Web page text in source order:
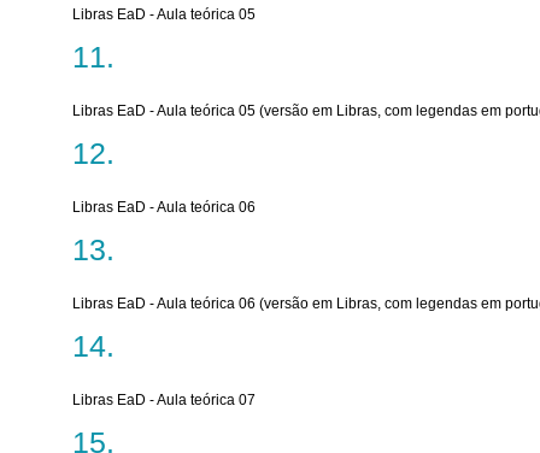
Libras EaD - Aula teórica 05
Libras EaD - Aula teórica 05 (versão em Libras, com legendas em
Libras EaD - Aula teórica 06
Libras EaD - Aula teórica 06 (versão em Libras, com legendas em
Libras EaD - Aula teórica 07